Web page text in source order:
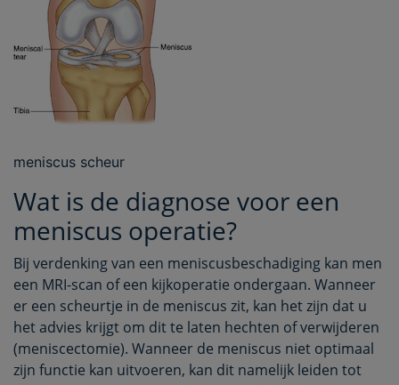
meniscus scheur
Wat is de diagnose voor een
meniscus operatie?
Bij verdenking van een meniscusbeschadiging kan men
een MRI-scan of een kijkoperatie ondergaan. Wanneer
er een scheurtje in de meniscus zit, kan het zijn dat u
het advies krijgt om dit te laten hechten of verwijderen
(meniscectomie). Wanneer de meniscus niet optimaal
zijn functie kan uitvoeren, kan dit namelijk leiden tot